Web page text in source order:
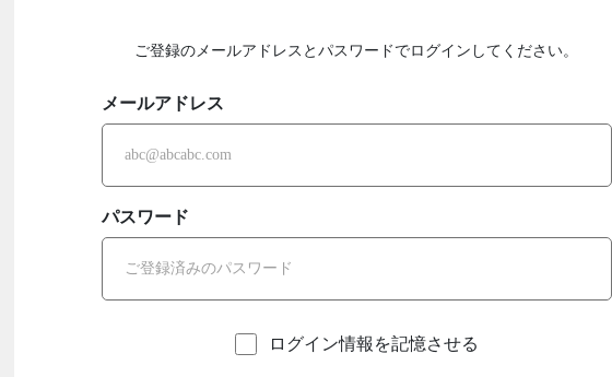
ご登録のメールアドレスとパスワードでログインしてください。
メールアドレス
パスワード
ログイン情報を記憶させる